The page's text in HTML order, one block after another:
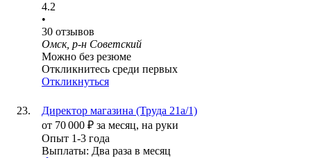
4.2
•
30 отзывов
Омск, р-н Советский
Можно без резюме
Откликнитесь среди первых
Откликнуться
Директор магазина (Труда 21а/1)
от 70 000 ₽ за месяц, на руки
Опыт 1-3 года
Выплаты: Два раза в месяц